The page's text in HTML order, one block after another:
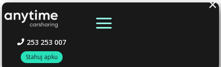
253 253 007
Stahuj apku